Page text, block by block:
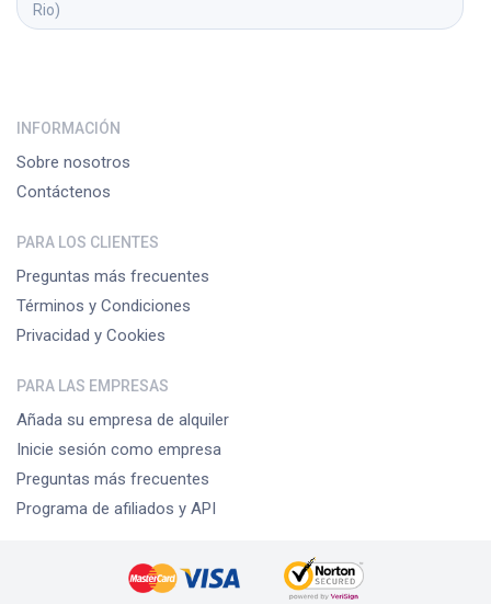
Rio)
INFORMACIÓN
Sobre nosotros
Contáctenos
PARA LOS CLIENTES
Preguntas más frecuentes
Términos y Condiciones
Privacidad y Cookies
PARA LAS EMPRESAS
Añada su empresa de alquiler
Inicie sesión como empresa
Preguntas más frecuentes
Programa de afiliados y API